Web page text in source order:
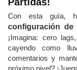
Con esta guía,
configuración
¡Imagina: cero
cayendo como
comentarios y
próximo nivel?